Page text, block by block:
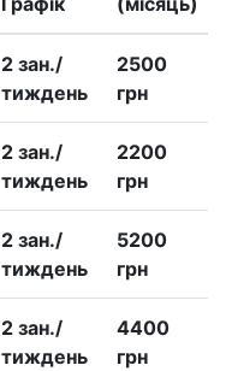
2 зан./
тиждень
2500
грн
2 зан./
тиждень
2200
грн
2 зан./
тиждень
5200
грн
2 зан./
тиждень
4400
грн